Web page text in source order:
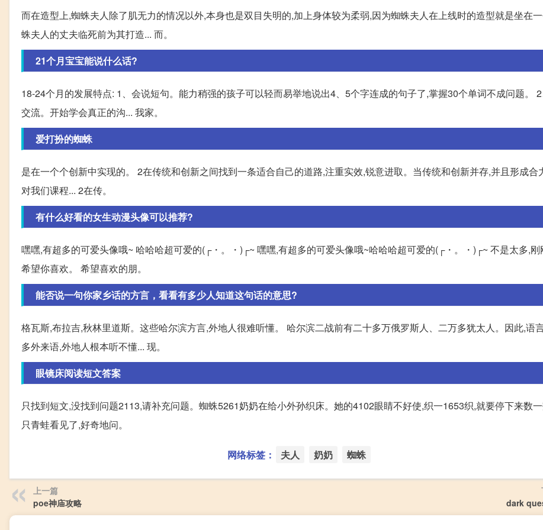
而在造型上,蜘蛛夫人除了肌无力的情况以外,本身也是双目失明的,加上身体较为柔弱,因为蜘蛛夫人在上线时的造型就是坐在
蛛夫人的丈夫临死前为其打造... 而。
21个月宝宝能说什么话?
18-24个月的发展特点: 1、会说短句。能力稍强的孩子可以轻而易举地说出4、5个字连成的句子了,掌握30个单词不成问题。
交流。开始学会真正的沟... 我家。
爱打扮的蜘蛛
是在一个个创新中实现的。 2在传统和创新之间找到一条适合自己的道路,注重实效,锐意进取。当传统和创新并存,并且形成合
对我们课程... 2在传。
有什么好看的女生动漫头像可以推荐?
嘿嘿,有超多的可爱头像哦~ 哈哈哈超可爱的(┌・。・)┌~ 嘿嘿,有超多的可爱头像哦~哈哈哈超可爱的(┌・。・)┌~ 不是太多,刚
希望你喜欢。 希望喜欢的朋。
能否说一句你家乡话的方言，看看有多少人知道这句话的意思?
格瓦斯,布拉吉,秋林里道斯。这些哈尔滨方言,外地人很难听懂。 哈尔滨二战前有二十多万俄罗斯人、二万多犹太人。因此,语
多外来语,外地人根本听不懂... 现。
眼镜床阅读短文答案
只找到短文,没找到问题2113,请补充问题。蜘蛛5261奶奶在给小外孙织床。她的4102眼睛不好使,织一1653织,就要停下来数
只青蛙看见了,好奇地问。
网络标签： 夫人 奶奶 蜘蛛
上一篇
poe神庙攻略
dark